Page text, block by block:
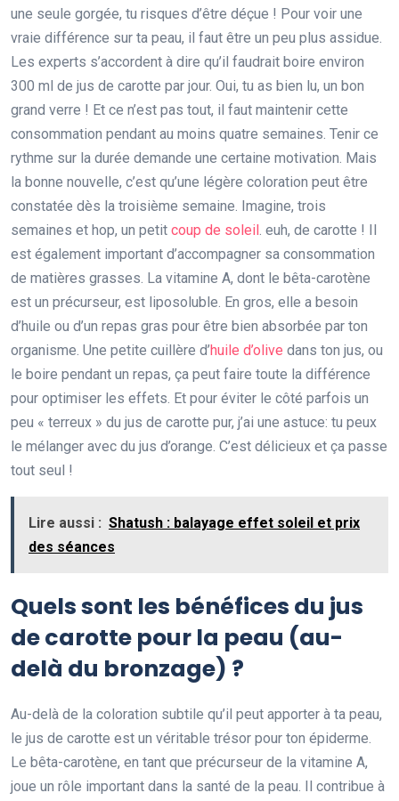
une seule gorgée, tu risques d’être déçue ! Pour voir une
vraie différence sur ta peau, il faut être un peu plus assidue.
Les experts s’accordent à dire qu’il faudrait boire environ
300 ml de jus de carotte par jour. Oui, tu as bien lu, un bon
grand verre ! Et ce n’est pas tout, il faut maintenir cette
consommation pendant au moins quatre semaines. Tenir ce
rythme sur la durée demande une certaine motivation. Mais
la bonne nouvelle, c’est qu’une légère coloration peut être
constatée dès la troisième semaine. Imagine, trois
semaines et hop, un petit coup de soleil. euh, de carotte ! Il
est également important d’accompagner sa consommation
de matières grasses. La vitamine A, dont le bêta-carotène
est un précurseur, est liposoluble. En gros, elle a besoin
d’huile ou d’un repas gras pour être bien absorbée par ton
organisme. Une petite cuillère d’huile d’olive dans ton jus, ou
le boire pendant un repas, ça peut faire toute la différence
pour optimiser les effets. Et pour éviter le côté parfois un
peu « terreux » du jus de carotte pur, j’ai une astuce: tu peux
le mélanger avec du jus d’orange. C’est délicieux et ça passe
tout seul !
Lire aussi : Shatush : balayage effet soleil et prix
des séances
Quels sont les bénéfices du jus
de carotte pour la peau (au-
delà du bronzage) ?
Au-delà de la coloration subtile qu’il peut apporter à ta peau,
le jus de carotte est un véritable trésor pour ton épiderme.
Le bêta-carotène, en tant que précurseur de la vitamine A,
joue un rôle important dans la santé de la peau. Il contribue à